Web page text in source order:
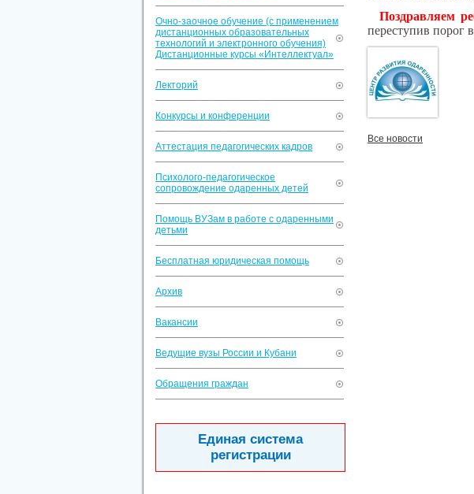
Очно-заочное обучение (с применением
дистанционных образовательных
технологий и электронного обучения)
Дистанционные курсы «Интеллектуал»
Лекторий
Конкурсы и конференции
Аттестация педагогических кадров
Психолого-педагогическое
сопровождение одаренных детей
Помощь ВУЗам в работе с одаренными
детьми
Бесплатная юридическая помощь
Архив
Вакансии
Ведущие вузы России и Кубани
Обращения граждан
Единая система
регистрации
Поздравляем
переступив порог
Все новости